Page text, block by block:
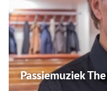
Passiemuziek